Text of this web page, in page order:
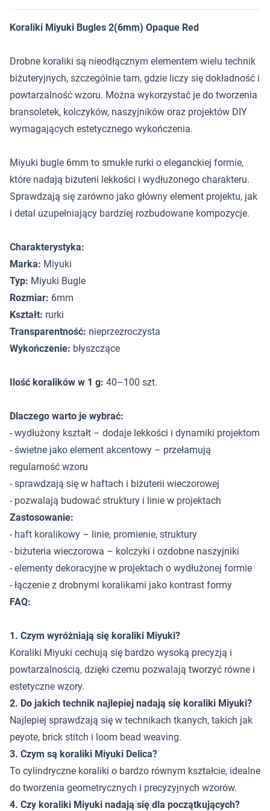
Koraliki Miyuki Bugles 2(6mm) Opaque Red
Drobne koraliki są nieodłącznym elementem wielu technik
biżuteryjnych, szczególnie tam, gdzie liczy się dokładność i
powtarzalność wzoru. Można wykorzystać je do tworzenia
bransoletek, kolczyków, naszyjników oraz projektów DIY
wymagających estetycznego wykończenia.
Miyuki bugle 6mm to smukłe rurki o eleganckiej formie,
które nadają biżuterii lekkości i wydłużonego charakteru.
Sprawdzają się zarówno jako główny element projektu, jak
i detal uzupełniający bardziej rozbudowane kompozycje.
Charakterystyka:
Marka: Miyuki
Typ: Miyuki Bugle
Rozmiar: 6mm
Kształt: rurki
Transparentność: nieprzezroczysta
Wykończenie: błyszczące
Ilość koralików w 1 g: 40–100 szt.
Dlaczego warto je wybrać:
- wydłużony kształt – dodaje lekkości i dynamiki projektom
- świetne jako element akcentowy – przełamują
regularność wzoru
- sprawdzają się w haftach i biżuterii wieczorowej
- pozwalają budować struktury i linie w projektach
Zastosowanie:
- haft koralikowy – linie, promienie, struktury
- biżuteria wieczorowa – kolczyki i ozdobne naszyjniki
- elementy dekoracyjne w projektach o wydłużonej formie
- łączenie z drobnymi koralikami jako kontrast formy
FAQ:
1. Czym wyróżniają się koraliki Miyuki?
Koraliki Miyuki cechują się bardzo wysoką precyzją i
powtarzalnością, dzięki czemu pozwalają tworzyć równe i
estetyczne wzory.
2. Do jakich technik najlepiej nadają się koraliki Miyuki?
Najlepiej sprawdzają się w technikach tkanych, takich jak
peyote, brick stitch i loom bead weaving.
3. Czym są koraliki Miyuki Delica?
To cylindryczne koraliki o bardzo równym kształcie, idealne
do tworzenia geometrycznych i precyzyjnych wzorów.
4. Czy koraliki Miyuki nadają się dla początkujących?